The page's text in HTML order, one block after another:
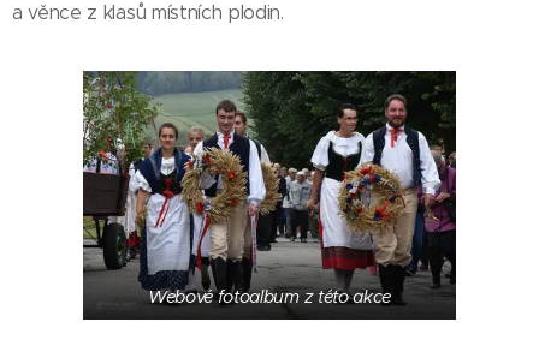
a věnce z klasů místních plodin.
Webové fotoalbum z této akce